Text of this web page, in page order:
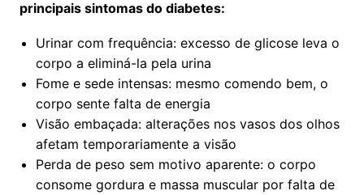
principais sintomas do diabetes:
Urinar com frequência: excesso de glicose leva o
corpo a eliminá-la pela urina
Fome e sede intensas: mesmo comendo bem, o
corpo sente falta de energia
Visão embaçada: alterações nos vasos dos olhos
afetam temporariamente a visão
Perda de peso sem motivo aparente: o corpo
consome gordura e massa muscular por falta de